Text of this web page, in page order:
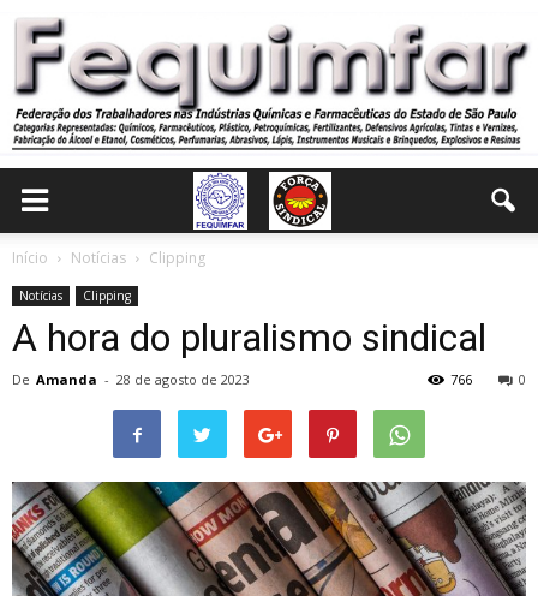
Início Notícias Clipping
Notícias Clipping
A hora do pluralismo sindical
De Amanda - 28 de agosto de 2023 0
766